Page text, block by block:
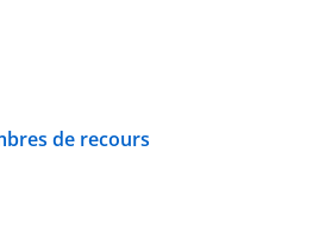
de recours